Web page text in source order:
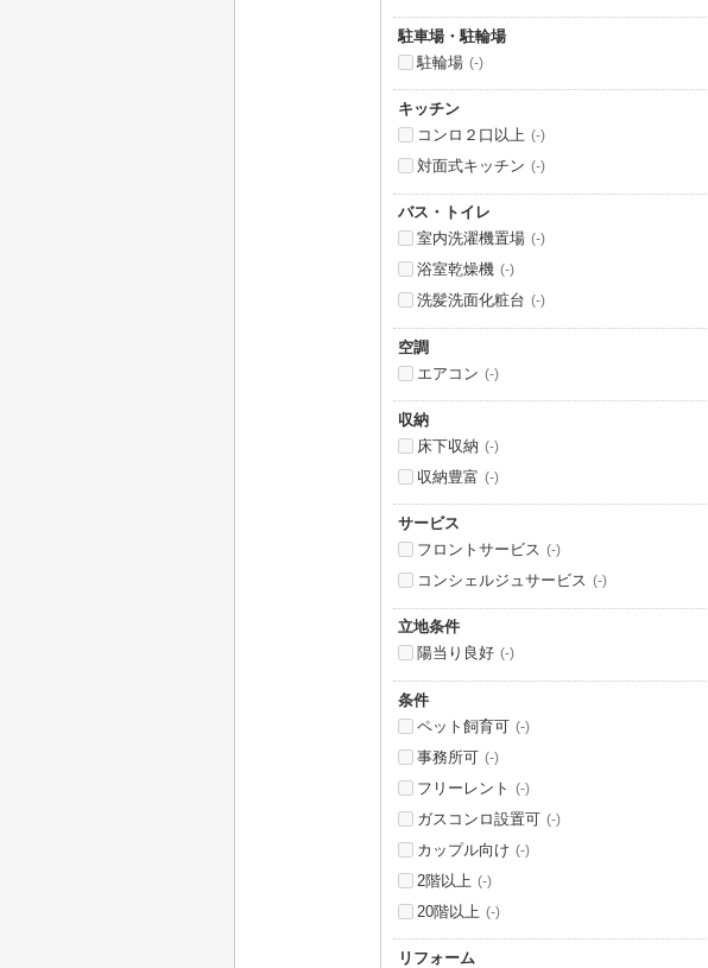
駐車場・駐輪場
駐輪場 (-)
キッチン
コンロ２口以上 (-)
対面式キッチン (-)
バス・トイレ
室内洗濯機置場 (-)
浴室乾燥機 (-)
洗髪洗面化粧台 (-)
空調
エアコン (-)
収納
床下収納 (-)
収納豊富 (-)
サービス
フロントサービス (-)
コンシェルジュサービス (-)
立地条件
陽当り良好 (-)
条件
ペット飼育可 (-)
事務所可 (-)
フリーレント (-)
ガスコンロ設置可 (-)
カップル向け (-)
2階以上 (-)
20階以上 (-)
リフォーム